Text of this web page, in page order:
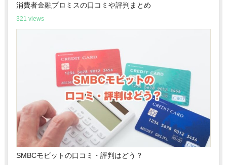
消費者金融プロミスの口コミや評判まとめ
321 views
SMBCモビットの口コミ・評判はどう？